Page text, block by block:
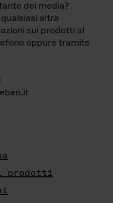
dei media?
altra
sui prodotti al
oppure tramite
prodotti